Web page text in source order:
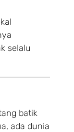
selalu
batik
ada dunia